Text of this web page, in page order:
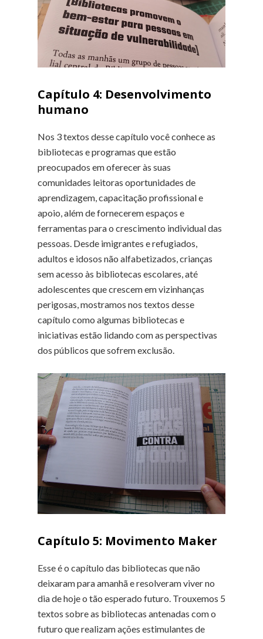
Capítulo 4: Desenvolvimento
humano
Nos 3 textos desse capítulo você conhece as
bibliotecas e programas que estão
preocupados em oferecer às suas
comunidades leitoras oportunidades de
aprendizagem, capacitação profissional e
apoio, além de fornecerem espaços e
ferramentas para o crescimento individual das
pessoas. Desde imigrantes e refugiados,
adultos e idosos não alfabetizados, crianças
sem acesso às bibliotecas escolares, até
adolescentes que crescem em vizinhanças
perigosas, mostramos nos textos desse
capítulo como algumas bibliotecas e
iniciativas estão lidando com as perspectivas
dos públicos que sofrem exclusão.
Capítulo 5: Movimento Maker
Esse é o capítulo das bibliotecas que não
deixaram para amanhã e resolveram viver no
dia de hoje o tão esperado futuro. Trouxemos 5
textos sobre as bibliotecas antenadas com o
futuro que realizam ações estimulantes de